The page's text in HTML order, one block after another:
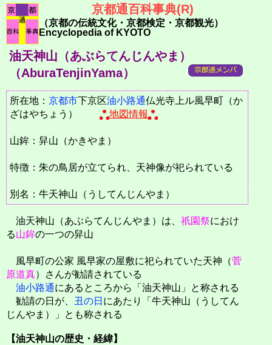
京都通百科事典(R)
（京都の伝統文化・京都検定・京都観光）
Encyclopedia of KYOTO
油天神山（あぶらてんじんやま）
（AburaTenjinYama）
所在地： 京都市下京区油小路通仏光寺上ル風早町（か
ざはやちょう）
地図情報
山鉾：舁山（かきやま）
特徴：朱の鳥居が立てられ、天神像が祀られている
別名：牛天神山（うしてんじんやま）
油天神山（あぶらてんじんやま）は、 祇園祭におけ
る山鉾の一つの舁山
風早町の公家 風早家の屋敷に祀られていた天神（菅
原道真）さんが勧請されている
油小路通にあるところから「油天神山」と称される
勧請の日が、
丑の日 にあたり「牛天神山（うしてん
じんやま）」とも称される
【油天神山の歴史・経緯】